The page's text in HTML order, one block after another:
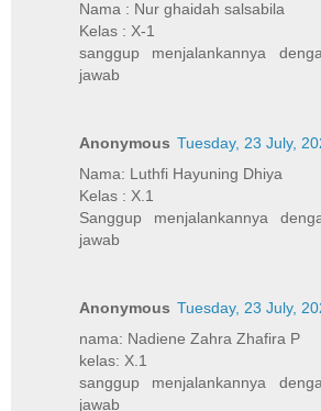
Nama : Nur ghaidah salsabila
Kelas : X-1
sanggup menjalankannya
jawab
Anonymous Tuesday, 23 July,
Nama: Luthfi Hayuning Dhiya
Kelas : X.1
Sanggup menjalankannya
jawab
Anonymous Tuesday, 23 July,
nama: Nadiene Zahra Zhafira P
kelas: X.1
sanggup menjalankannya
jawab